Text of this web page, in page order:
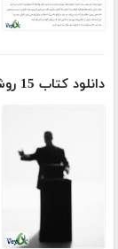
دانلود کتاب 15 روش برای تاثیر گذاری و متقاعد کردن دیگران